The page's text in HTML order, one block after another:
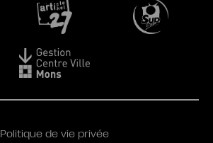
Politique de vie privée